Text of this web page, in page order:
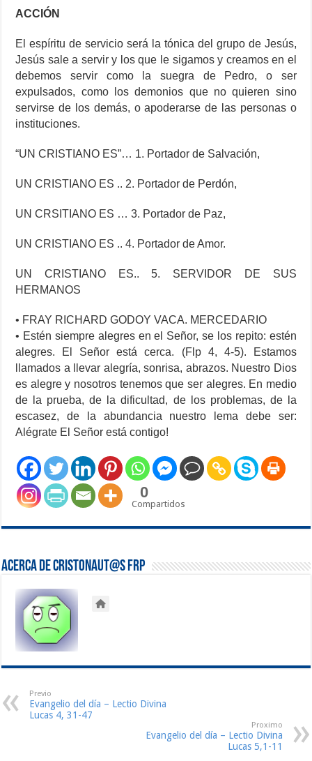
ACCIÓN
El espíritu de servicio será la tónica del grupo de Jesús,
Jesús sale a servir y los que le sigamos y creamos en el
debemos servir como la suegra de Pedro, o ser
expulsados, como los demonios que no quieren sino
servirse de los demás, o apoderarse de las personas o
instituciones.
“UN CRISTIANO ES”… 1. Portador de Salvación,
UN CRISTIANO ES .. 2. Portador de Perdón,
UN CRSITIANO ES … 3. Portador de Paz,
UN CRISTIANO ES .. 4. Portador de Amor.
UN CRISTIANO ES.. 5. SERVIDOR DE SUS
HERMANOS
• FRAY RICHARD GODOY VACA. MERCEDARIO
• Estén siempre alegres en el Señor, se los repito: estén
alegres. El Señor está cerca. (Flp 4, 4-5). Estamos
llamados a llevar alegría, sonrisa, abrazos. Nuestro Dios
es alegre y nosotros tenemos que ser alegres. En medio
de la prueba, de la dificultad, de los problemas, de la
escasez, de la abundancia nuestro lema debe ser:
Alégrate El Señor está contigo!
0
Compartidos
Acerca de Cristonaut@s FRP
Previo
Evangelio del día – Lectio Divina
Lucas 4, 31-47
Proximo
Evangelio del día – Lectio Divina
Lucas 5,1-11